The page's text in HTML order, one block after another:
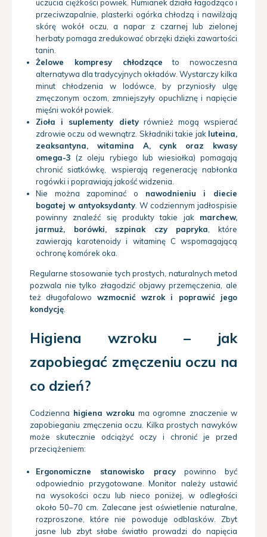
uczucia ciężkości powiek. Rumianek działa łagodząco i
przeciwzapalnie, plasterki ogórka chłodzą i nawilżają
skórę wokół oczu, a napar z czarnej lub zielonej
herbaty pomaga zredukować obrzęki dzięki zawartości
tanin.
Żelowe kompresy chłodzące to nowoczesna
alternatywa dla tradycyjnych okładów. Wystarczy kilka
minut chłodzenia w lodówce, by przyniosły ulgę
zmęczonym oczom, zmniejszyły opuchliznę i napięcie
mięśni wokół powiek.
Zioła i suplementy dietyrównież mogą wspierać
zdrowie oczu od wewnątrz. Składniki takie jak luteina,
zeaksantyna, witamina A, cynk oraz kwasy
omega-3 (z oleju rybiego lub wiesiołka) pomagają
chronić siatkówkę, wspierają regenerację nabłonka
rogówki i poprawiają jakość widzenia.
Nie można zapominać o nawodnieniu i diecie
bogatej w antyoksydanty . W codziennym jadłospisie
powinny znaleźć się produkty takie jak marchew,
jarmuż, borówki, szpinak czy papryka , które
zawierają karotenoidy i witaminę C wspomagającą
ochronę komórek oka.
Regularne stosowanie tych prostych, naturalnych metod
pozwala nie tylko złagodzić objawy przemęczenia, ale
też długofalowo wzmocnić wzrok i poprawić jego
kondycję.
Higiena wzroku – jak
zapobiegać zmęczeniu oczu na
co dzień?
Codzienna higiena wzroku ma ogromne znaczenie w
zapobieganiu zmęczenia oczu. Kilka prostych nawyków
może skutecznie odciążyć oczy i chronić je przed
przeciążeniem:
Ergonomiczne stanowisko pracypowinno być
odpowiednio przygotowane. Monitor należy ustawić
na wysokości oczu lub nieco poniżej, w odległości
około 50–70 cm. Zalecane jest oświetlenie naturalne,
rozproszone, które nie powoduje odblasków. Zbyt
jasne lub zbyt słabe światło prowadzi do napięcia